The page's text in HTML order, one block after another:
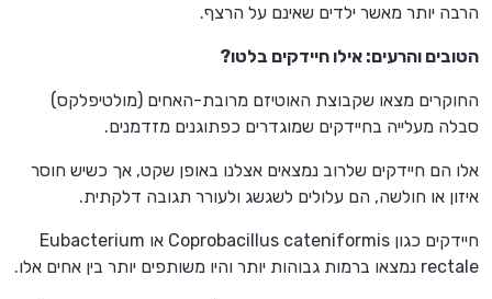
הרבה יותר מאשר ילדים שאינם על הרצף.
הטובים והרעים: אילו חיידקים בלטו?
החוקרים מצאו שקבוצת האוטיזם מרובת-האחים (מולטיפלקס)
סבלה מעלייה בחיידקים שמוגדרים כפתוגנים מזדמנים.
אלו הם חיידקים שלרוב נמצאים אצלנו באופן שקט, אך כשיש חוסר
איזון או חולשה, הם עלולים לשגשג ולעורר תגובה דלקתית.
חיידקים כגון Coprobacillus cateniformis או Eubacterium
rectale נמצאו ברמות גבוהות יותר והיו משותפים יותר בין אחים אלו.